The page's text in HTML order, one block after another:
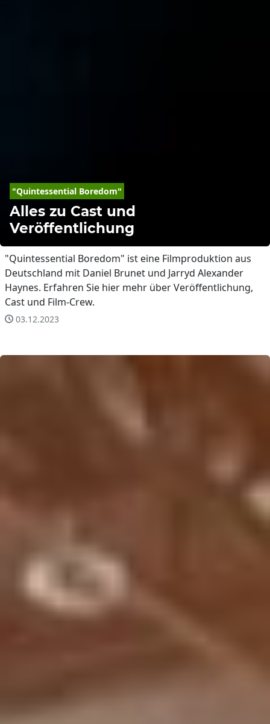
"Quintessential Boredom"
Alles zu Cast und
Veröffentlichung
"Quintessential Boredom" ist eine Filmproduktion aus
Deutschland mit Daniel Brunet und Jarryd Alexander
Haynes. Erfahren Sie hier mehr über Veröffentlichung,
Cast und Film-Crew.
03.12.2023